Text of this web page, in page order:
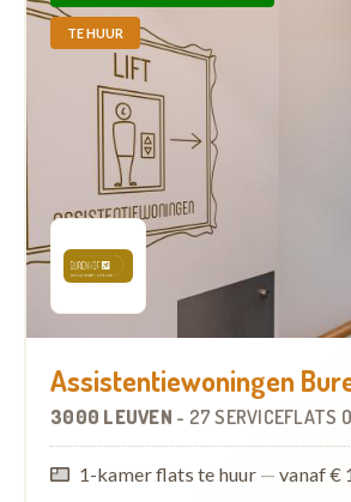
TE HUUR
Assistentiewoningen
3000 LEUVEN - 27 SERVICEFLATS
1-kamer flats te huur — vanaf €